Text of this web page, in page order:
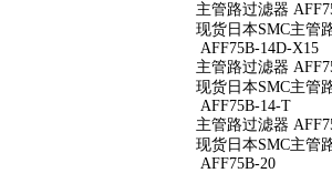
主管路过滤器
现货日本SMC主管
AFF75B-14D-X15
主管路过滤器
现货日本SMC主管
AFF75B-14-T
主管路过滤器
现货日本SMC主管
AFF75B-20